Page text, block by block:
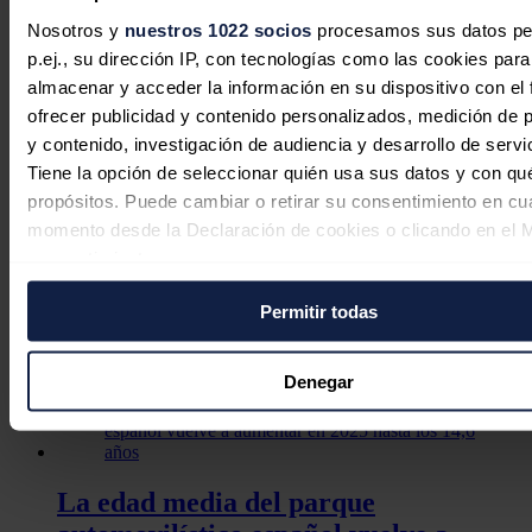
Nosotros y nuestros 1022 socios procesamos sus datos
p.ej., su dirección IP, con tecnologías como las cookies para
almacenar y acceder la información en su dispositivo con el
ofrecer publicidad y contenido personalizados, medición de
y contenido, investigación de audiencia y desarrollo de
Tiene la opción de seleccionar quién usa sus datos y con
propósitos. Puede cambiar o retirar su consentimiento en
momento desde la Declaración de cookies o clicando en el
Si lo permite, también quisiéramos:
Recopilar información sobre su ubicación geográfica
puede tener una precisión de varios metros
Identificar su dispositivo analizándolo activamente
características específicas (huellas digitales)
Obtenga más información sobre cómo se procesan sus
personales y establezca sus preferencias en la
Puede cambiar o retirar su consentimiento en cualquier
Permitir todas
Denegar
Esta situación provocó 3.000 muertes atribuibles al calor en verano,
cifra también inferior al ejercicio anterior, pero la tercera más alta
desde 2003.
Noticias relacionadas
cambia de rumbo: las baterías y las
redes sustituyen al boom renovable
La edad media del parque